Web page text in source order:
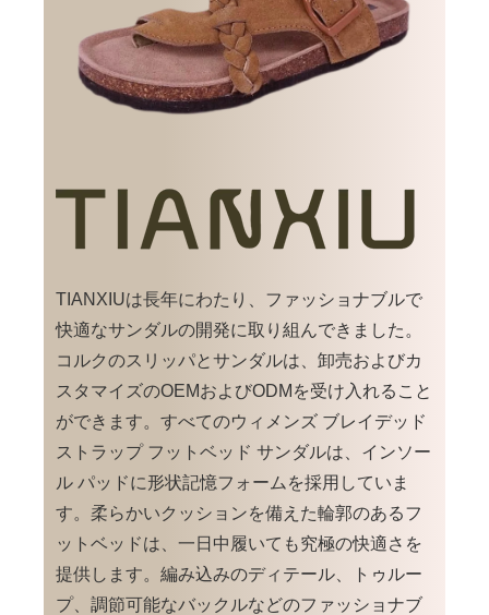
TIANXIUは長年にわたり、ファッショナブルで
快適なサンダルの開発に取り組んできました。
コルクのスリッパとサンダルは、卸売およびカ
スタマイズのOEMおよびODMを受け入れること
ができます。すべてのウィメンズ ブレイデッド
ストラップ フットベッド サンダルは、インソー
ル パッドに形状記憶フォームを採用していま
す。柔らかいクッションを備えた輪郭のあるフ
ットベッドは、一日中履いても究極の快適さを
提供します。編み込みのディテール、トゥルー
プ、調節可能なバックルなどのファッショナブ